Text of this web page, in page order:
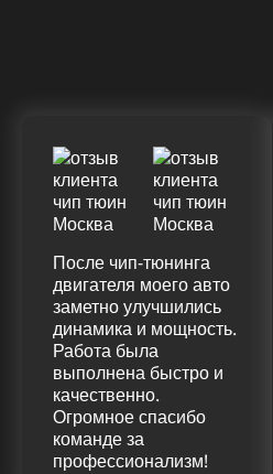
После чип-тюнинга
двигателя моего авто
заметно улучшились
динамика и мощность.
Работа была
выполнена быстро и
качественно.
Огромное спасибо
команде за
профессионализм!